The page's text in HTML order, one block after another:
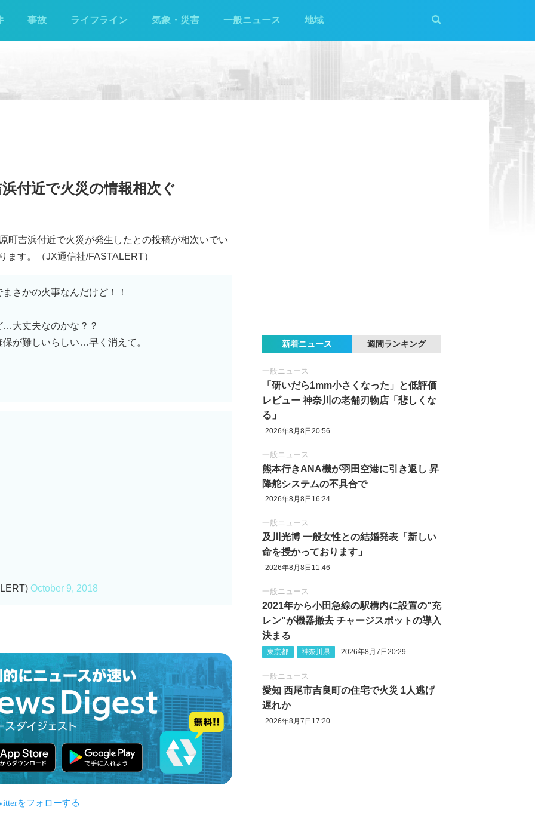
事故 ライフライン 気象・災害 一般ニュース 地域
付近で火災の情報相次ぐ
町吉浜付近で火災が発生したとの投稿が相次いでい
ます。（JX通信社/FASTALERT）
さかの火事なんだけど！！
…大丈夫なのかな？？
が難しいらしい…早く消えて。
October 9, 2018
新着ニュース 週間ランキング
一般ニュース
「研いだら1mm小さくなった」と低評価
レビュー 神奈川の老舗刃物店「悲しくな
る」
2026年8月8日20:56
一般ニュース
熊本行きANA機が羽田空港に引き返し 昇
降舵システムの不具合で
2026年8月8日16:24
一般ニュース
及川光博 一般女性との結婚発表「新しい
命を授かっております」
2026年8月8日11:46
一般ニュース
2021年から小田急線の駅構内に設置の"充
レン"が機器撤去 チャージスポットの導入
決まる
東京都 神奈川県 2026年8月7日20:29
一般ニュース
愛知 西尾市吉良町の住宅で火災 1人逃げ
遅れか
2026年8月7日17:20